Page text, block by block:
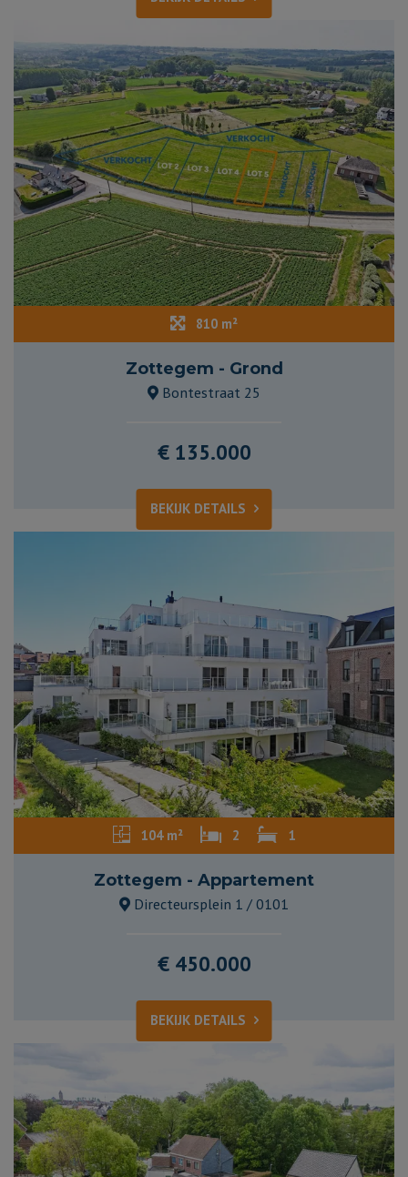
810 m²
Zottegem - Grond
Bontestraat 25
€ 135.000
BEKIJK DETAILS
104 m² 2 1
Zottegem - Appartement
Directeursplein 1 / 0101
€ 450.000
BEKIJK DETAILS